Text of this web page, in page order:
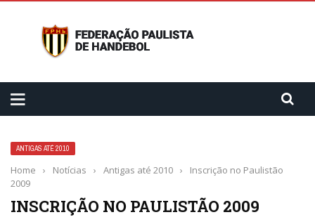
ANTIGAS ATÉ 2010
Home › Notícias › Antigas até 2010 ›
Inscrição no Paulistão
2009
INSCRIÇÃO NO PAULISTÃO 2009